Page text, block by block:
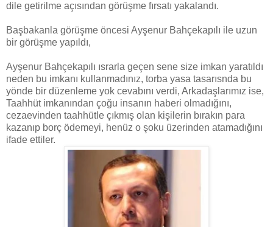
dile getirilme açısından görüşme fırsatı yakalandı.
Başbakanla görüşme öncesi Ayşenur Bahçekapılı ile uzun
bir görüşme yapıldı,
Ayşenur Bahçekapılı ısrarla geçen sene size imkan yaratıldı
neden bu imkanı kullanmadınız, torba yasa tasarısnda bu
yönde bir düzenleme yok cevabını verdi, Arkadaşlarımız ise,
Taahhüt imkanından çoğu insanın haberi olmadığını,
cezaevinden taahhütle çıkmış olan kişilerin bırakın para
kazanıp borç ödemeyi, henüz o şoku üzerinden atamadığını
ifade ettiler.